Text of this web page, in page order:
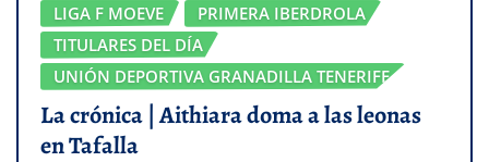
LIGA F MOEVE
PRIMERA IBERDROLA
TITULARES DEL DÍA
UNIÓN DEPORTIVA GRANADILLA TENERIFE
La crónica | Aithiara doma a las leonas
en Tafalla